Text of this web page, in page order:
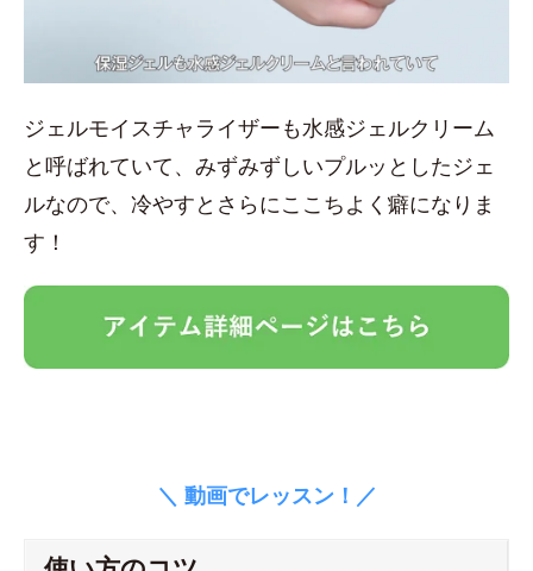
ジェルモイスチャライザーも水感ジェルクリーム
と呼ばれていて、みずみずしいプルッとしたジェ
ルなので、冷やすとさらにここちよく癖になりま
す！
＼ 動画でレッスン！／